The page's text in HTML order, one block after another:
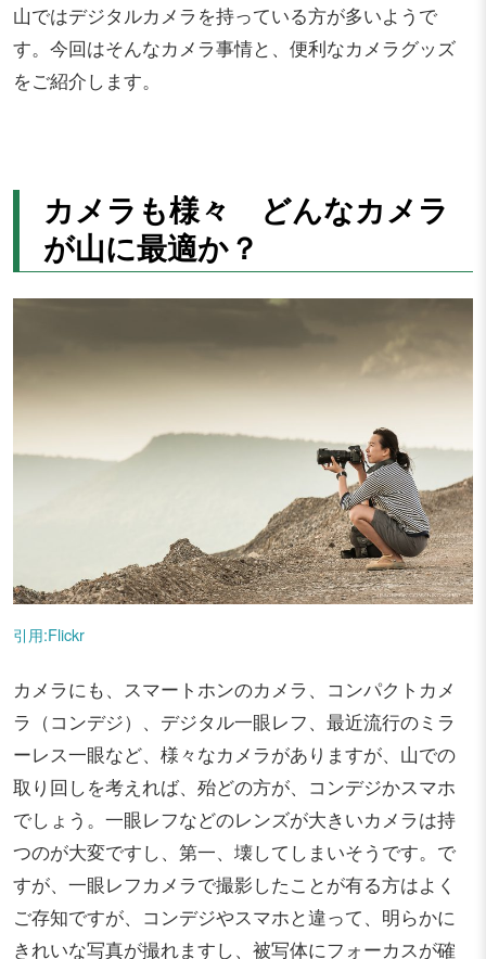
山ではデジタルカメラを持っている方が多いようで
す。今回はそんなカメラ事情と、便利なカメラグッズ
をご紹介します。
カメラも様々 どんなカメラ
が山に最適か？
引用:Flickr
カメラにも、スマートホンのカメラ、コンパクトカメ
ラ（コンデジ）、デジタル一眼レフ、最近流行のミラ
ーレス一眼など、様々なカメラがありますが、山での
取り回しを考えれば、殆どの方が、コンデジかスマホ
でしょう。一眼レフなどのレンズが大きいカメラは持
つのが大変ですし、第一、壊してしまいそうです。で
すが、一眼レフカメラで撮影したことが有る方はよく
ご存知ですが、コンデジやスマホと違って、明らかに
きれいな写真が撮れますし、被写体にフォーカスが確